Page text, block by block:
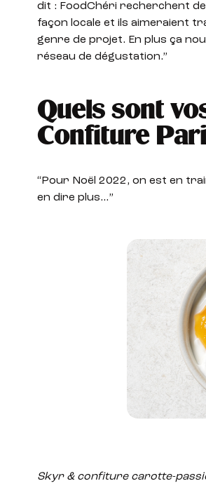
dit : FoodChéri recherchent
façon locale et ils aimeraient
genre de projet. En plus ça
réseau de dégustation.”
Quels sont
Confiture
“Pour Noël 2022, on est en
en dire plus…”
Skyr & confiture carotte-